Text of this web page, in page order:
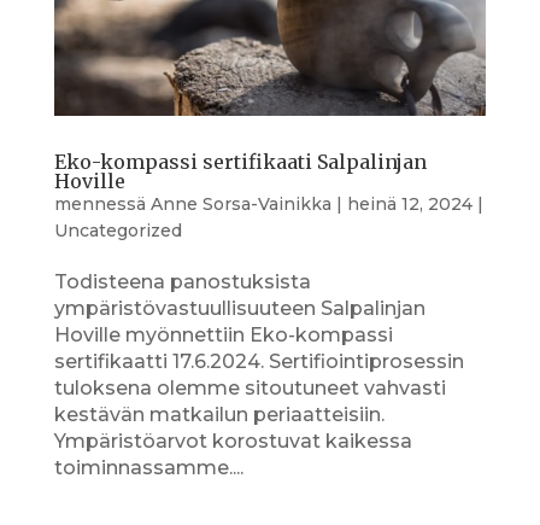
Eko-kompassi sertifikaati Salpalinjan
Hoville
mennessä Anne Sorsa-Vainikka | heinä 12, 2024|
Uncategorized
Todisteena panostuksista
ympäristövastuullisuuteen Salpalinjan
Hoville myönnettiin Eko-kompassi
sertifikaatti 17.6.2024. Sertifiointiprosessin
tuloksena olemme sitoutuneet vahvasti
kestävän matkailun periaatteisiin.
Ympäristöarvot korostuvat kaikessa
toiminnassamme....